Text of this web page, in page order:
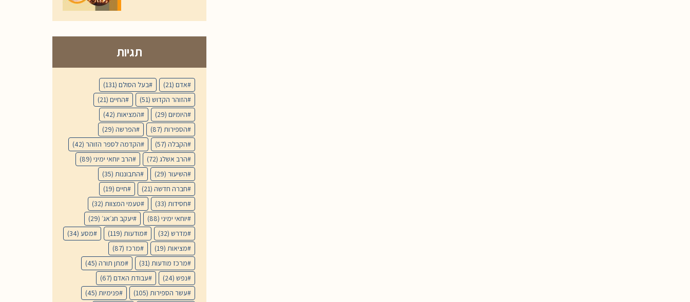
תגיות
אדם (21) בעל הסולם (131)
הזוהר הקדוש (51) החיים (21)
היומיום (29) המציאות (42)
הספירות (87) הפרשה (29)
הקבלה (57) הקדמה לספר הזוהר (42)
הרב אשלג (72) הרב יוחאי ימיני (89)
השיעור (29) התבוננות (35)
חברה חדשה (21) חיים (19)
חסידות (33) טעמי המצוות (32)
יוחאי ימיני (88) יעקב חג׳אג׳ (29)
מדרש (32) מודעות (119) מסע (34)
מציאות (19) מרכז (87)
מרכז מודעות (31) מתן תורה (45)
נפש (24) עבודת האדם (67)
עשר הספירות (105) פנימיות (45)